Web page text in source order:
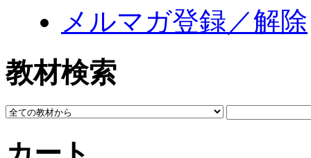
メルマガ登録／解除
教材検索